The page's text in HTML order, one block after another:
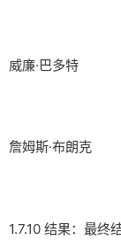
威廉·巴多特
詹姆斯·布朗克
1.7.10 结果：最终